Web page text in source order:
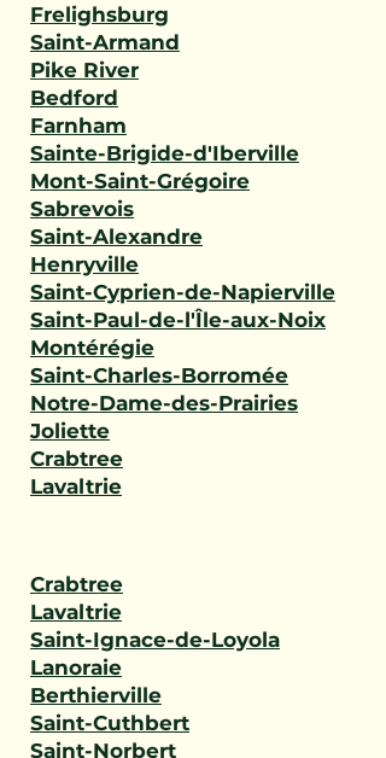
Frelighsburg
Saint-Armand
Pike River
Bedford
Farnham
Sainte-Brigide-d'Iberville
Mont-Saint-Grégoire
Sabrevois
Saint-Alexandre
Henryville
Saint-Cyprien-de-Napierville
Saint-Paul-de-l'Île-aux-Noix
Montérégie
Saint-Charles-Borromée
Notre-Dame-des-Prairies
Joliette
Crabtree
Lavaltrie
Crabtree
Lavaltrie
Saint-Ignace-de-Loyola
Lanoraie
Berthierville
Saint-Cuthbert
Saint-Norbert